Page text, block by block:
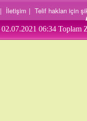
| İletişim | Telif hakları için
02.07.2021 06:34 Toplam